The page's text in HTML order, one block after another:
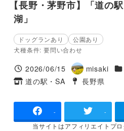
【長野・茅野市】「道の
湖」
ドッグランあり
公園あり
犬種条件: 要問い合わせ
投稿日
2026/06/15
著
者
misaki 施
タグ
道の駅・SA
タグ
長野県
- -
当サイトはアフィリエイトプ